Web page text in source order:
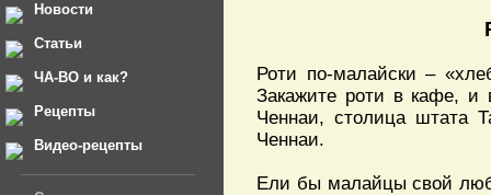
Новости
Статьи
ЧА-ВО и как?
Рецепты
Видео-рецепты
Роти по-малайски –
Закажите роти в кафе, и
Ченнаи, столица штата
Ченнаи.
Ели бы малайцы свой